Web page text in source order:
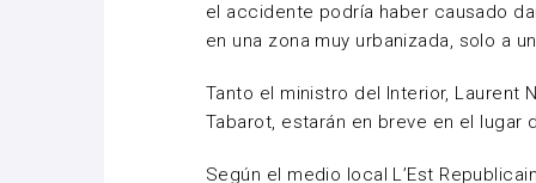
el accidente podría haber causado
en una zona muy urbanizada, solo a
Tanto el ministro del Interior, Laurent
Tabarot, estarán en breve en el lugar
Según el medio local L’Est